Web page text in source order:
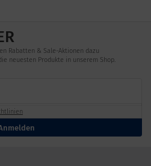
Rabatten & Sale-Aktionen dazu
neuesten Produkte in unserem Shop.